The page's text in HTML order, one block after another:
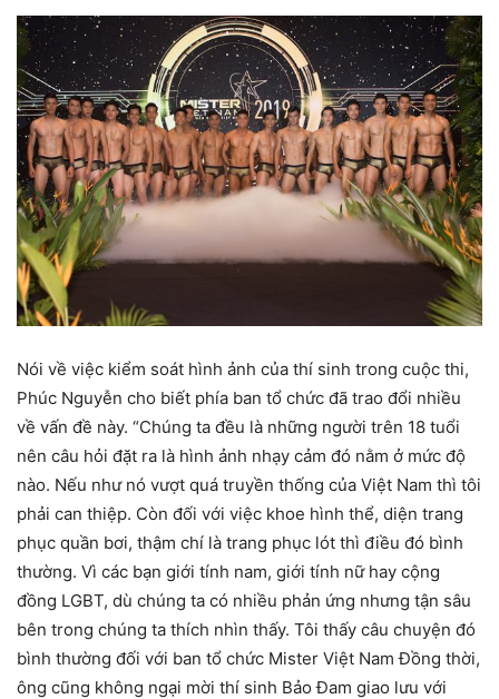
Nói về việc kiểm soát hình ảnh của thí sinh trong cuộc thi,
Phúc Nguyễn cho biết phía ban tổ chức đã trao đổi nhiều
về vấn đề này. “Chúng ta đều là những người trên 18 tuổi
nên câu hỏi đặt ra là hình ảnh nhạy cảm đó nằm ở mức độ
nào. Nếu như nó vượt quá truyền thống của Việt Nam thì tôi
phải can thiệp. Còn đối với việc khoe hình thể, diện trang
phục quần bơi, thậm chí là trang phục lót thì điều đó bình
thường. Vì các bạn giới tính nam, giới tính nữ hay cộng
đồng LGBT, dù chúng ta có nhiều phản ứng nhưng tận sâu
bên trong chúng ta thích nhìn thấy. Tôi thấy câu chuyện đó
bình thường đối với ban tổ chức Mister Việt Nam Đồng thời,
ông cũng không ngại mời thí sinh Bảo Đam giao lưu với